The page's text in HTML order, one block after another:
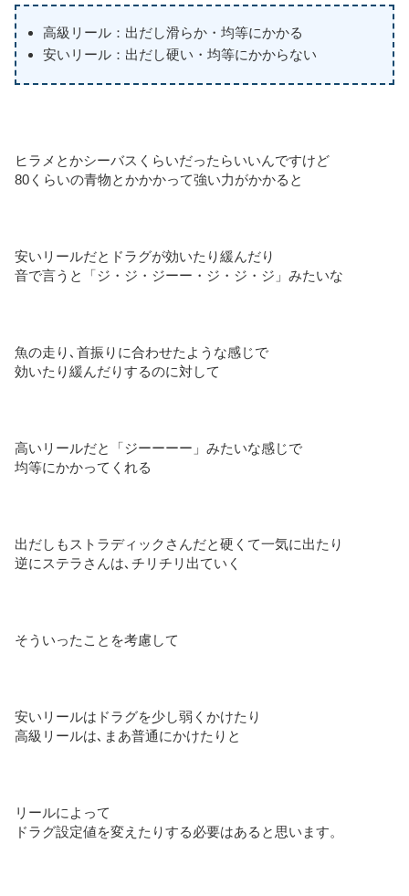
高級リール：出だし滑らか・均等にかかる
安いリール：出だし硬い・均等にかからない
ヒラメとかシーバスくらいだったらいいんですけど
80くらいの青物とかかかって強い力がかかると
安いリールだとドラグが効いたり緩んだり
音で言うと「ジ・ジ・ジーー・ジ・ジ・ジ」みたいな
魚の走り､首振りに合わせたような感じで
効いたり緩んだりするのに対して
高いリールだと「ジーーーー」みたいな感じで
均等にかかってくれる
出だしもストラディックさんだと硬くて一気に出たり
逆にステラさんは､チリチリ出ていく
そういったことを考慮して
安いリールはドラグを少し弱くかけたり
高級リールは､まあ普通にかけたりと
リールによって
ドラグ設定値を変えたりする必要はあると思います。